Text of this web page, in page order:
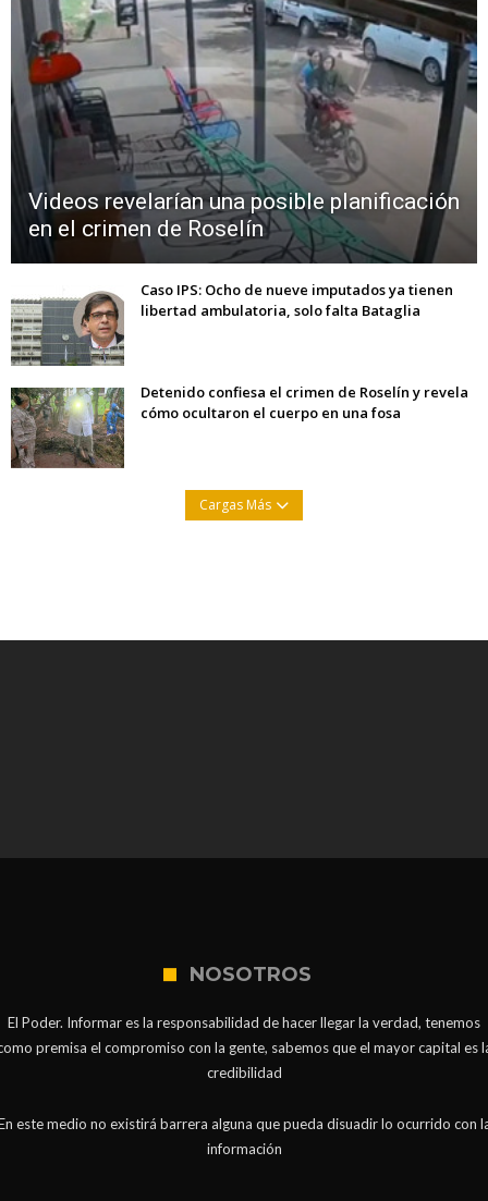
Videos revelarían una posible planificación
en el crimen de Roselín
Caso IPS: Ocho de nueve imputados ya tienen
libertad ambulatoria, solo falta Bataglia
Detenido confiesa el crimen de Roselín y revela
cómo ocultaron el cuerpo en una fosa
Cargas Más
NOSOTROS
El Poder. Informar es la responsabilidad de hacer llegar la verdad, tenemos
premisa el compromiso con la gente, sabemos que el mayor capital es
credibilidad
este medio no existirá barrera alguna que pueda disuadir lo ocurrido con
información